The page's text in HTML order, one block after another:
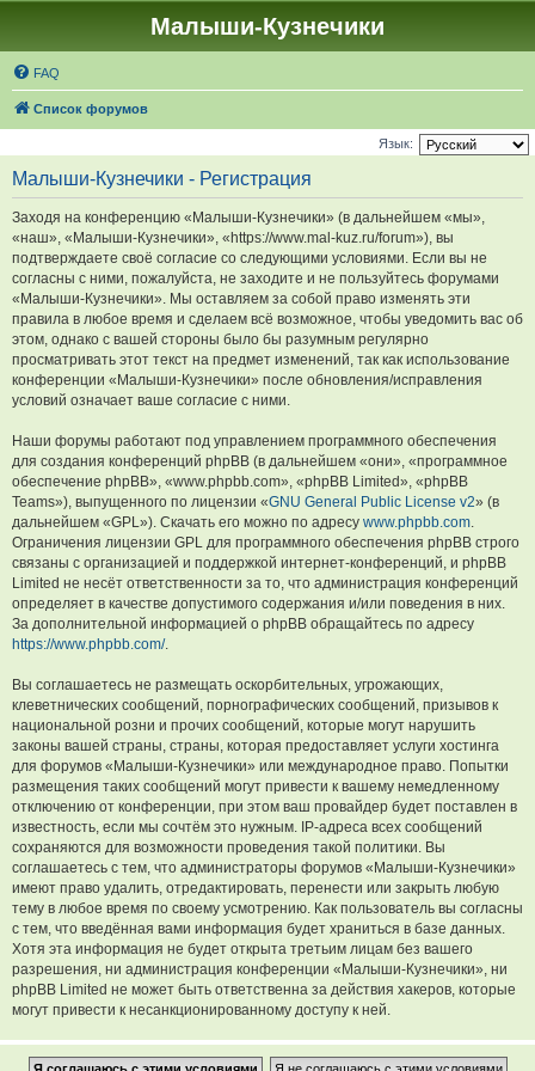
Малыши-Кузнечики
FAQ
Список форумов
Язык:
Малыши-Кузнечики - Регистрация
Заходя на конференцию «Малыши-Кузнечики» (в дальнейшем «мы»,
«наш», «Малыши-Кузнечики», «https://www.mal-kuz.ru/forum»), вы
подтверждаете своё согласие со следующими условиями. Если вы не
согласны с ними, пожалуйста, не заходите и не пользуйтесь форумами
«Малыши-Кузнечики». Мы оставляем за собой право изменять эти
правила в любое время и сделаем всё возможное, чтобы уведомить вас об
этом, однако с вашей стороны было бы разумным регулярно
просматривать этот текст на предмет изменений, так как использование
конференции «Малыши-Кузнечики» после обновления/исправления
условий означает ваше согласие с ними.
Наши форумы работают под управлением программного обеспечения
для создания конференций phpBB (в дальнейшем «они», «программное
обеспечение phpBB», «www.phpbb.com», «phpBB Limited», «phpBB
Teams»), выпущенного по лицензии «GNU General Public License v2» (в
дальнейшем «GPL»). Скачать его можно по адресу www.phpbb.com.
Ограничения лицензии GPL для программного обеспечения phpBB строго
связаны с организацией и поддержкой интернет-конференций, и phpBB
Limited не несёт ответственности за то, что администрация конференций
определяет в качестве допустимого содержания и/или поведения в них.
За дополнительной информацией о phpBB обращайтесь по адресу
https://www.phpbb.com/.
Вы соглашаетесь не размещать оскорбительных, угрожающих,
клеветнических сообщений, порнографических сообщений, призывов к
национальной розни и прочих сообщений, которые могут нарушить
законы вашей страны, страны, которая предоставляет услуги хостинга
для форумов «Малыши-Кузнечики» или международное право. Попытки
размещения таких сообщений могут привести к вашему немедленному
отключению от конференции, при этом ваш провайдер будет поставлен в
известность, если мы сочтём это нужным. IP-адреса всех сообщений
сохраняются для возможности проведения такой политики. Вы
соглашаетесь с тем, что администраторы форумов «Малыши-Кузнечики»
имеют право удалить, отредактировать, перенести или закрыть любую
тему в любое время по своему усмотрению. Как пользователь вы согласны
с тем, что введённая вами информация будет храниться в базе данных.
Хотя эта информация не будет открыта третьим лицам без вашего
разрешения, ни администрация конференции «Малыши-Кузнечики», ни
phpBB Limited не может быть ответственна за действия хакеров, которые
могут привести к несанкционированному доступу к ней.